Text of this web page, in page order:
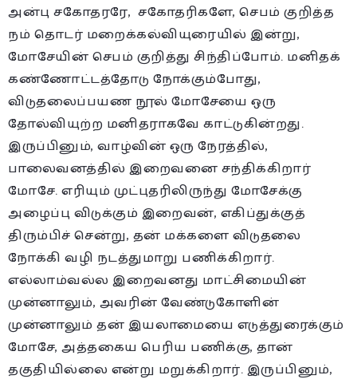
அன்பு சகோதரரே, சகோதரிகளே, செபம் குறித்த
நம் தொடர் மறைக்கல்வியுரையில் இன்று,
மோசேயின் செபம் குறித்து சிந்திப்போம். மனிதக்
கண்ணோட்டத்தோடு நோக்கும்போது,
விடுதலைப்பயண நூல் மோசேயை ஒரு
தோல்வியுற்ற மனிதராகவே காட்டுகின்றது.
இருப்பினும், வாழ்வின் ஒரு நேரத்தில்,
பாலைவனத்தில் இறைவனை சந்திக்கிறார்
மோசே. எரியும் முட்புதரிலிருந்து மோசேக்கு
அழைப்பு விடுக்கும் இறைவன், எகிப்துக்குத்
திரும்பிச் சென்று, தன் மக்களை விடுதலை
நோக்கி வழி நடத்துமாறு பணிக்கிறார்.
எல்லாம்வல்ல இறைவனது மாட்சிமையின்
முன்னாலும், அவரின் வேண்டுகோளின்
முன்னாலும் தன் இயலாமையை எடுத்துரைக்கும்
மோசே, அத்தகைய பெரிய பணிக்கு, தான்
தகுதியில்லை என்று மறுக்கிறார். இருப்பினும்,